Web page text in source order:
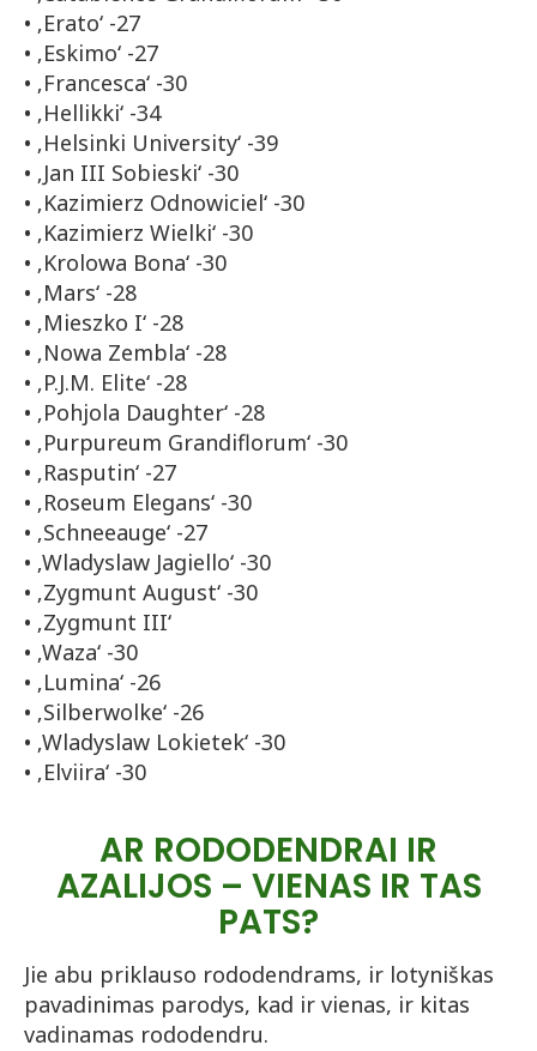
• ‚Erato‘ -27
• ‚Eskimo‘ -27
• ‚Francesca‘ -30
• ‚Hellikki‘ -34
• ‚Helsinki University‘ -39
• ‚Jan III Sobieski‘ -30
• ‚Kazimierz Odnowiciel‘ -30
• ‚Kazimierz Wielki‘ -30
• ‚Krolowa Bona‘ -30
• ‚Mars‘ -28
• ‚Mieszko I‘ -28
• ‚Nowa Zembla‘ -28
• ‚P.J.M. Elite‘ -28
• ‚Pohjola Daughter‘ -28
• ‚Purpureum Grandiflorum‘ -30
• ‚Rasputin‘ -27
• ‚Roseum Elegans‘ -30
• ‚Schneeauge‘ -27
• ‚Wladyslaw Jagiello‘ -30
• ‚Zygmunt August‘ -30
• ‚Zygmunt III‘
• ‚Waza‘ -30
• ‚Lumina‘ -26
• ‚Silberwolke‘ -26
• ‚Wladyslaw Lokietek‘ -30
• ‚Elviira‘ -30
AR RODODENDRAI IR
AZALIJOS – VIENAS IR TAS
PATS?
Jie abu priklauso rododendrams, ir lotyniškas
pavadinimas parodys, kad ir vienas, ir kitas
vadinamas rododendru.